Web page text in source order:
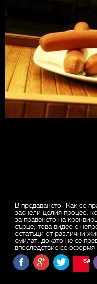
В предаването "Как се
заснели целия процес,
за правенето на
сърце, това видео е
остатъци от различни
смилат, докато не се
впоследствие се
SAVE